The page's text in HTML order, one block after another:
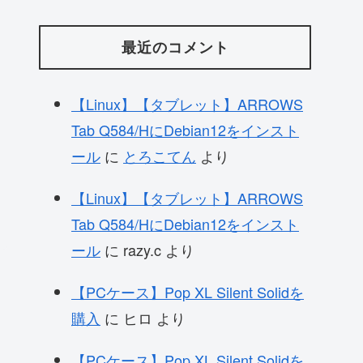
最近のコメント
【Linux】【タブレット】ARROWS
Tab Q584/HにDebian12をインスト
ール に とろこてん より
【Linux】【タブレット】ARROWS
Tab Q584/HにDebian12をインスト
ール に razy.c より
【PCケース】Pop XL Silent Solidを
購入 に ヒロ より